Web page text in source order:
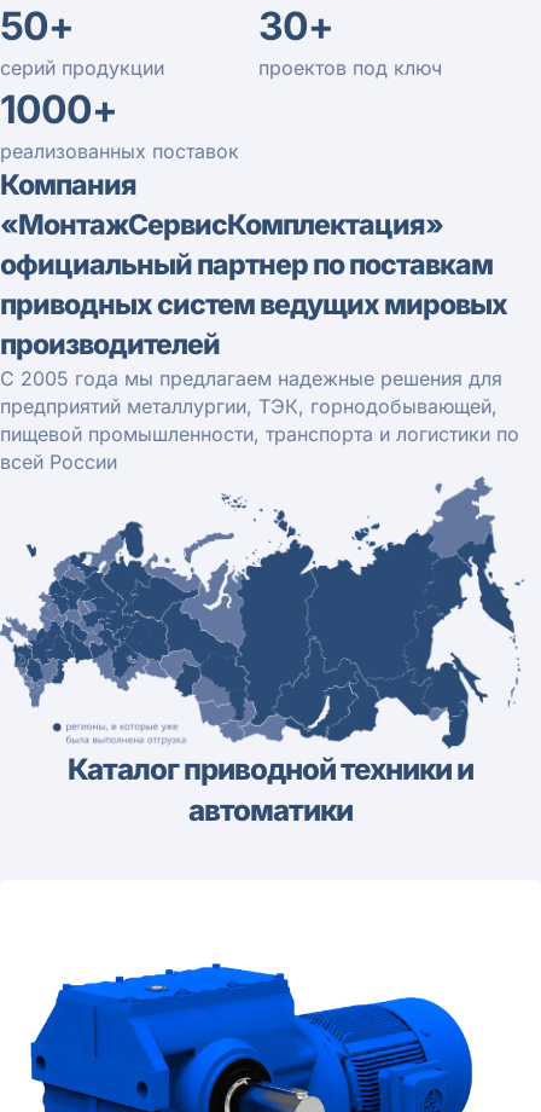
1000+
реализованных поставок
50+
серий продукции
30+
проектов под ключ
Компания
«МонтажСервисКомплектация»
официальный партнер по поставкам
приводных систем ведущих мировых
производителей
С 2005 года мы предлагаем надежные решения для
предприятий металлургии, ТЭК, горнодобывающей,
пищевой промышленности, транспорта и логистики по
всей России
Каталог приводной техники и
автоматики